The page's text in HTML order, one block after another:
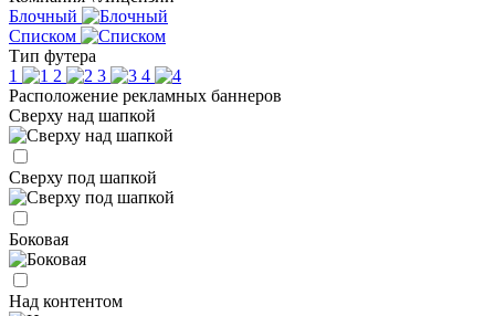
Блочный
Списком
Тип футера
1
2 3
4
Расположение рекламных баннеров
Сверху над шапкой
Сверху под шапкой
Боковая
Над контентом